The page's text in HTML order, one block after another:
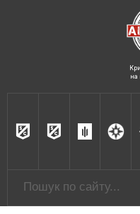
на